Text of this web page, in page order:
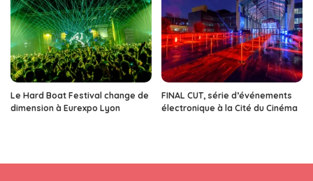
Le Hard Boat Festival change de
dimension à Eurexpo Lyon
FINAL CUT, série d’événements
électronique à la Cité du Cinéma